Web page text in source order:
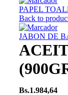
PAPEL
Back to
JABON DE
Bs.1.984,64